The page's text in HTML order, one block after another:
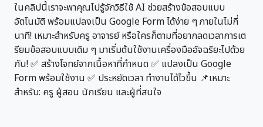
ในคลิปนี้เราจะพาคุณไปรู้จักวิธีใช้ AI ช่วยสร้างข้อสอบแบบ
อัตโนมัติ พร้อมแปลงเป็น Google Form ได้ง่าย ๆ ภายในไม่กี่
นาที! เหมาะสำหรับครู อาจารย์ หรือใครก็ตามที่อยากลดเวลาการเต
รียมข้อสอบแบบเดิม ๆ มาเริ่มต้นใช้งานเครื่องมืออัจฉริยะไปด้วย
กัน! ✅ สร้างโจทย์จากเนื้อหาที่กำหนด ✅ แปลงเป็น Google
Form พร้อมใช้งาน ✅ ประหยัดเวลา ทำงานได้ไวขึ้น 📌เหมาะ
สำหรับ: ครู ผู้สอน นักเรียน และผู้ที่สนใจ